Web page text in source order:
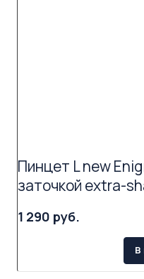
Пинцет L new
заточкой extra-
1 290 руб.
В